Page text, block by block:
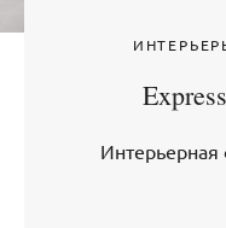
Интерьерная